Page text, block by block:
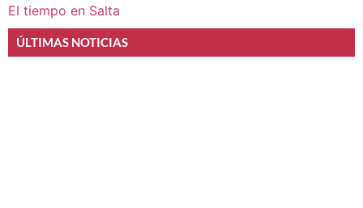
El tiempo en Salta
ÚLTIMAS NOTICIAS